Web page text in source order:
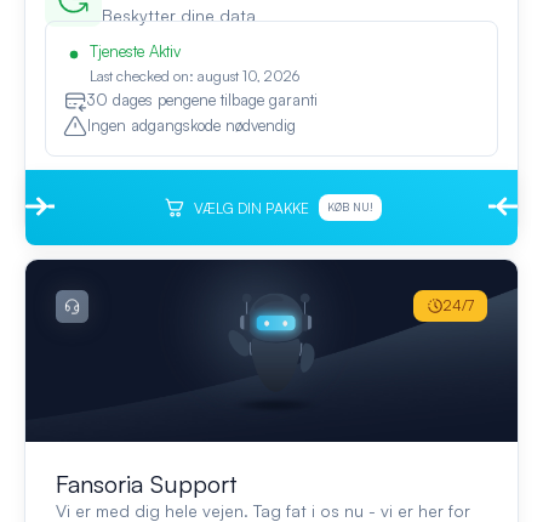
Beskytter dine data
Tjeneste Aktiv
Last checked on: august 10, 2026
30 dages pengene tilbage garanti
Ingen adgangskode nødvendig
VÆLG DIN PAKKE KØB NU!
Fansoria Support
Vi er med dig hele vejen. Tag fat i os nu - vi er her for
24/7